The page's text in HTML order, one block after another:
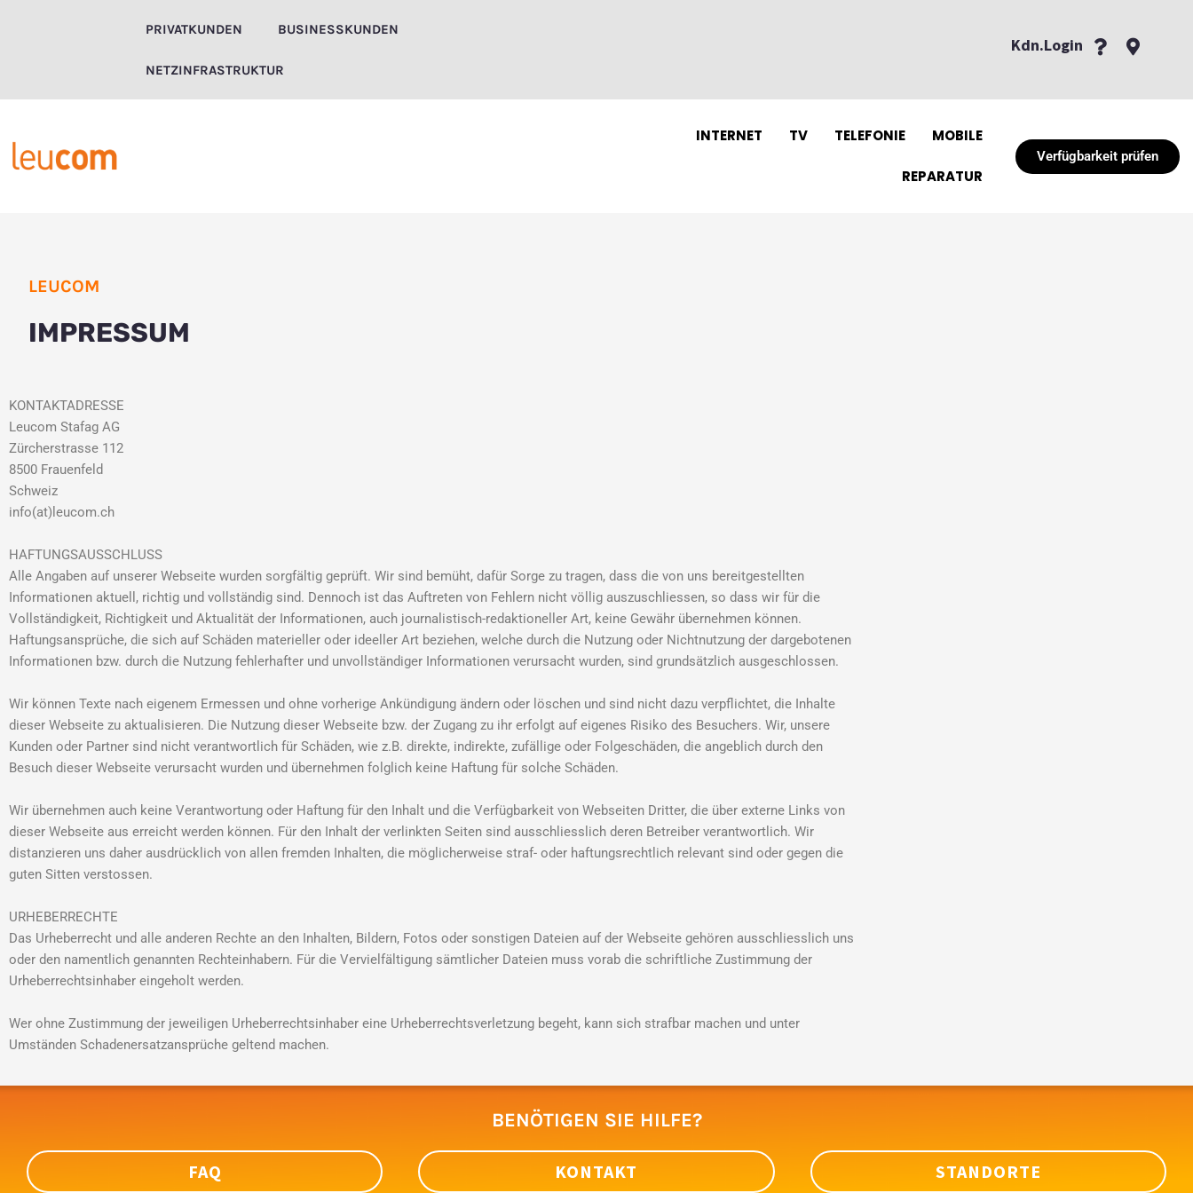
PRIVATKUNDEN BUSINESSKUNDEN
NETZINFRASTRUKTUR
Kdn.Login
INTERNET TV TELEFONIE MOBILE
REPARATUR
Verfügbarkeit prüfen
LEUCOM
IMPRESSUM
KONTAKTADRESSE
Leucom Stafag AG
Zürcherstrasse 112
8500 Frauenfeld
Schweiz
info(at)leucom.ch
HAFTUNGSAUSSCHLUSS
Alle Angaben auf unserer Webseite wurden sorgfältig geprüft. Wir sind bemüht, dafür Sorge zu tragen, dass die von uns bereitgestellten
Informationen aktuell, richtig und vollständig sind. Dennoch ist das Auftreten von Fehlern nicht völlig auszuschliessen, so dass wir für die
Vollständigkeit, Richtigkeit und Aktualität der Informationen, auch journalistisch-redaktioneller Art, keine Gewähr übernehmen können.
Haftungsansprüche, die sich auf Schäden materieller oder ideeller Art beziehen, welche durch die Nutzung oder Nichtnutzung der dargebotenen
Informationen bzw. durch die Nutzung fehlerhafter und unvollständiger Informationen verursacht wurden, sind grundsätzlich ausgeschlossen.
Wir können Texte nach eigenem Ermessen und ohne vorherige Ankündigung ändern oder löschen und sind nicht dazu verpflichtet, die Inhalte
dieser Webseite zu aktualisieren. Die Nutzung dieser Webseite bzw. der Zugang zu ihr erfolgt auf eigenes Risiko des Besuchers. Wir, unsere
Kunden oder Partner sind nicht verantwortlich für Schäden, wie z.B. direkte, indirekte, zufällige oder Folgeschäden, die angeblich durch den
Besuch dieser Webseite verursacht wurden und übernehmen folglich keine Haftung für solche Schäden.
Wir übernehmen auch keine Verantwortung oder Haftung für den Inhalt und die Verfügbarkeit von Webseiten Dritter, die über externe Links von
dieser Webseite aus erreicht werden können. Für den Inhalt der verlinkten Seiten sind ausschliesslich deren Betreiber verantwortlich. Wir
distanzieren uns daher ausdrücklich von allen fremden Inhalten, die möglicherweise straf- oder haftungsrechtlich relevant sind oder gegen die
guten Sitten verstossen.
URHEBERRECHTE
Das Urheberrecht und alle anderen Rechte an den Inhalten, Bildern, Fotos oder sonstigen Dateien auf der Webseite gehören ausschliesslich uns
oder den namentlich genannten Rechteinhabern. Für die Vervielfältigung sämtlicher Dateien muss vorab die schriftliche Zustimmung der
Urheberrechtsinhaber eingeholt werden.
Wer ohne Zustimmung der jeweiligen Urheberrechtsinhaber eine Urheberrechtsverletzung begeht, kann sich strafbar machen und unter
Umständen Schadenersatzansprüche geltend machen.
BENÖTIGEN SIE HILFE?
FAQ KONTAKT STANDORTE